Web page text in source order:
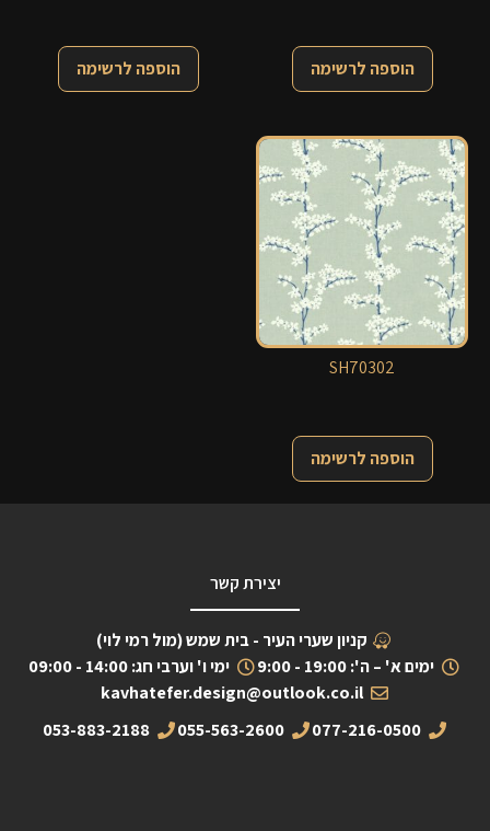
הוספה לרשימה הוספה לרשימה
SH70302
הוספה לרשימה
יצירת קשר
קניון שערי העיר - בית שמש (מול רמי לוי)
ימים א' – ה': 19:00 - 9:00
ימי ו' וערבי חג: 14:00 - 09:00
kavhatefer.design@outlook.co.il
077-216-0500
055-563-2600
053-883-2188